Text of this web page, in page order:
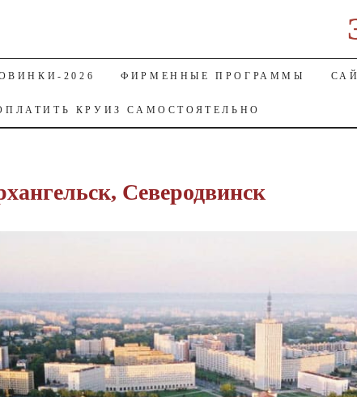
2026 ФИРМЕННЫЕ ПРОГРАММЫ
КРУИЗ САМОСТОЯТЕЛЬНО
Северодвинск